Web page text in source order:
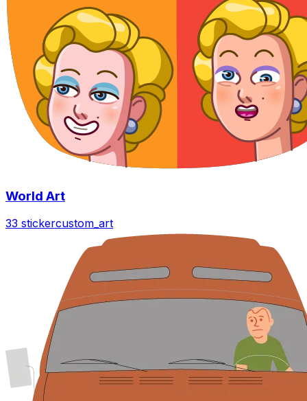
World Art
33 stickercustom_art